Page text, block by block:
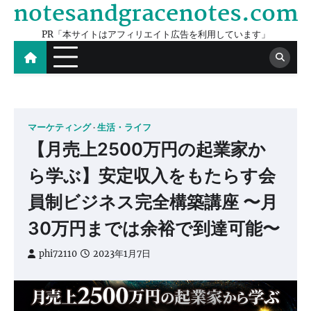
Skip
content
notesandgracenotes.com
PR「本サイトはアフィリエイト広告を利用しています」
マーケティング 生活・ライフ
【月売上2500万円の起業家か
ら学ぶ】安定収入をもたらす会
員制ビジネス完全構築講座 〜月
30万円までは余裕で到達可能〜
phi72110 2023年1月7日